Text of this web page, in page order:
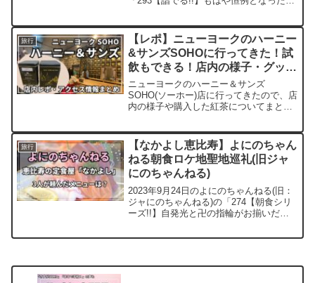
に行く様子が公開されました。今回は、
この記事を読んで分かることよにのちゃ
んねるで初詣...
旅行
【レポ】ニューヨークのハーニー
&サンズSOHOに行ってきた！試
飲もできる！店内の様子・グッズ
まとめ
ニューヨークのハーニー＆サンズ
SOHO(ソーホー)店に行ってきたので、店
内の様子や購入した紅茶についてまとめ
有名な紅茶店HARNEY & SONS（ハーニ
ー＆サンズ ）は、日本にも表参道店湘南
T-SIT...
旅行
【なかよし恵比寿】よにのちゃん
ねる朝食ロケ地聖地巡礼(旧ジャ
にのちゃんねる)
2023年9月24日のよにのちゃんねる(旧：
ジャにのちゃんねる)の「274【朝食シリ
ーズ!!】自発光と卍の指輪がお揃いだと
涼介さん・菊池風磨さんが朝ごはんに行